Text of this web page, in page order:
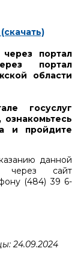
портал
портал
области
госуслуг
, ознакомьтесь
и пройдите
данной
через сайт
(484) 39 6-
24.09.2024